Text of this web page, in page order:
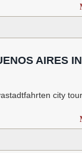
AIRES IN
city